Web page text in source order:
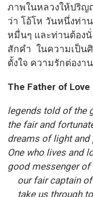
ภาพในหลวงให้ปริ
ว่า โอ้โห วันหนึ่งท่า
หมื่นๆ และท่านต้อง
สักคำ ในความเป็น
ตั้งใจ ความรักต่องา
The Father of Love
legends told of the
the fair and
dreams of light
One who lives and
good messenger of
our fair captain
take us through